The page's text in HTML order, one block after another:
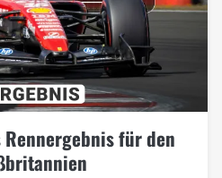
Rennergebnis für den